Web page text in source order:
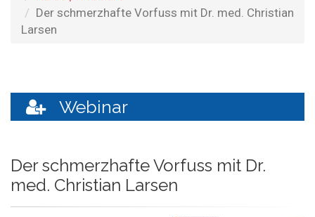
Der schmerzhafte Vorfuss mit Dr. med. Christian
Larsen
Webinar
Der schmerzhafte Vorfuss mit Dr.
med. Christian Larsen